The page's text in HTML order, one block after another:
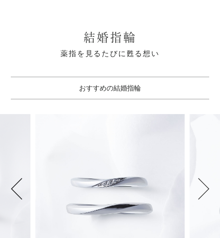
結婚指輪
薬指を見るたびに甦る想い
おすすめの結婚指輪